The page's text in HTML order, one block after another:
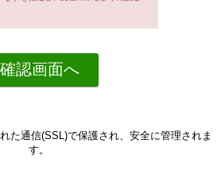
た通信(SSL)で保護され、安全に管理されま
す。